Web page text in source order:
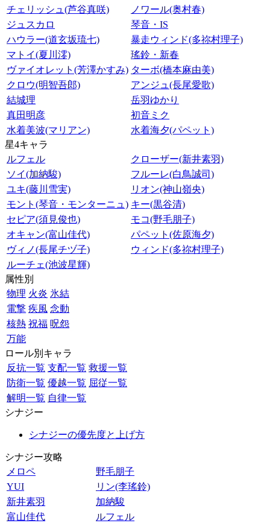
チェリッシュ(芦谷真咲)
ノワール(奥村春)
ジュスカロ
琴音・IS
ハウラー(道玄坂琉七)
暴走ウィンド(多祢村理子)
マトイ(夏川澪)
瑤鈴・新春
ヴァイオレット(芳澤かすみ) ターボ(橋本麻由美)
クロウ(明智吾郎)
アンジュ(長尾愛歌)
結城理
岳羽ゆかり
真田明彦
初音ミク
水着美波(マリアン)
水着海夕(パペット)
星4キャラ
ルフェル
クローザー(新井素羽)
ソイ(加納駿)
フルーレ(白鳥誠司)
ユキ(藤川雪実)
リオン(神山嶺央)
モント(琴音・モンターニュ) キー(黒谷清)
セピア(須見俊也)
モコ(野毛朋子)
オキャン(富山佳代)
パペット(佐原海夕)
ヴィノ(長尾チヅ子)
ウィンド(多祢村理子)
ルーチェ(池波星輝)
属性別
物理 火炎 氷結
電撃 疾風 念動
核熱 祝福 呪怨
万能
ロール別キャラ
反抗一覧 支配一覧 救援一覧
防衛一覧 優越一覧 屈従一覧
解明一覧 自律一覧
シナジー
シナジーの優先度と上げ方
シナジー攻略
メロペ
野毛朋子
YUI
リン(李瑤鈴)
新井素羽
加納駿
富山佳代
ルフェル